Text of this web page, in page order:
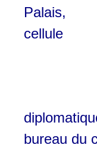
Palais,
cellule
bureau du